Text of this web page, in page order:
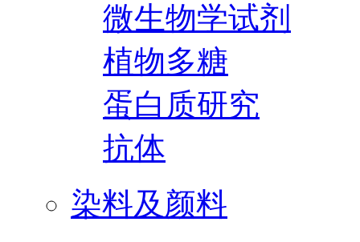
微生物学试剂
植物多糖
蛋白质研究
抗体
染料及颜料